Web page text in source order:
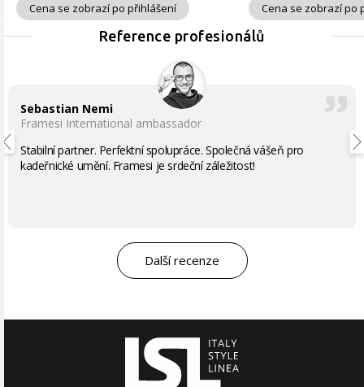
Cena se zobrazí po přihlášení Cena se zobrazí po
Reference profesionálů
Sebastian Nemi
Framesi International ambassador
Stabilní partner. Perfektní spolupráce. Společná vášeň pro
kadeřnické umění. Framesi je srdeční záležitost!
Další recenze